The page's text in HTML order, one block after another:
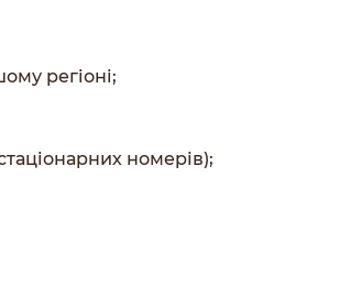
регіоні;
номерів);